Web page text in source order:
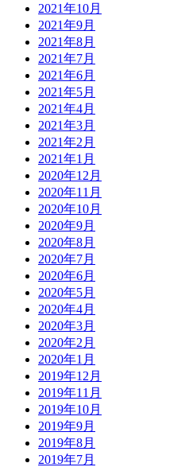
2021年10月
2021年9月
2021年8月
2021年7月
2021年6月
2021年5月
2021年4月
2021年3月
2021年2月
2021年1月
2020年12月
2020年11月
2020年10月
2020年9月
2020年8月
2020年7月
2020年6月
2020年5月
2020年4月
2020年3月
2020年2月
2020年1月
2019年12月
2019年11月
2019年10月
2019年9月
2019年8月
2019年7月